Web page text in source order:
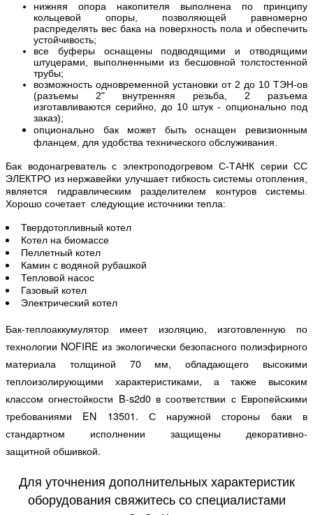
нижняя опора накопителя выполнена по принципу
кольцевой опоры, позволяющей равномерно
распределять вес бака на поверхность пола и обеспечить
устойчивость;
все буферы оснащены подводящими и отводящими
штуцерами, выполненными из бесшовной толстостенной
трубы;
возможность одновременной установки от 2 до 10 ТЭН-ов
(разъемы 2" внутренняя резьба, 2 разъема
изготавливаются серийно, до 10 штук - опционально под
заказ);
опционально бак может быть оснащен ревизионным
фланцем, для удобства технического обслуживания.
Бак водонагреватель с электроподогревом С-ТАНК серии CC
ЭЛЕКТРО из нержавейки улучшает гибкость системы отопления,
является гидравлическим разделителем контуров системы.
Хорошо сочетает следующие источники тепла:
Твердотопливный котел
Котел на биомассе
Пеллетный котел
Камин с водяной рубашкой
Тепловой насос
Газовый котел
Электрический котел
Бак-теплоаккумулятор имеет изоляцию, изготовленную по
технологии NOFIRE из экологически безопасного полиэфирного
материала толщиной 70 мм,обладающего высокими
теплоизолирующими характеристиками, а также высоким
классом огнестойкости B-s2d0 в соответствии с Европейскими
требованиями EN 13501. С наружной стороны баки в
стандартном исполнении защищены декоративно-
защитной обшивкой.
Для уточнения дополнительных характеристик
оборудования свяжитесь со специалистами